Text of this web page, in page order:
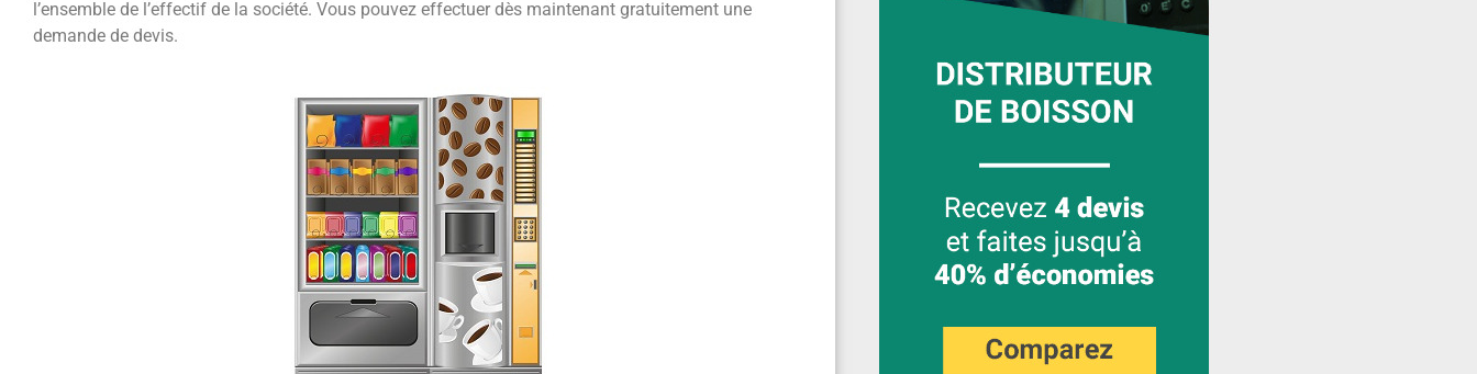
l’ensemble de l’effectif de la société. Vous pouvez effectuer dès maintenant gratuitement une
demande de devis.